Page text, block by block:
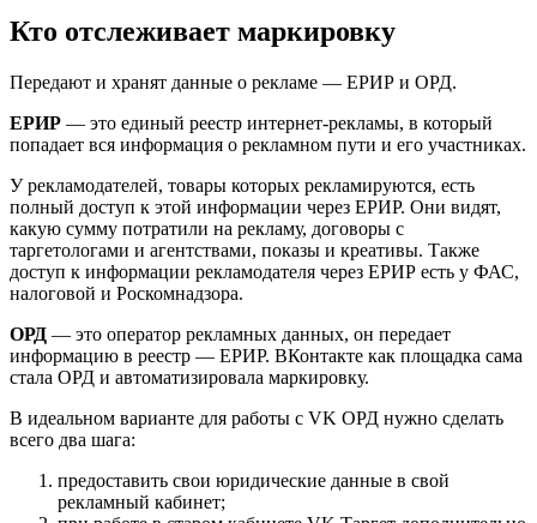
Кто отслеживает маркировку
Передают и хранят данные о рекламе — ЕРИР и ОРД.
ЕРИР — это единый реестр интернет-рекламы, в который
попадает вся информация о рекламном пути и его участниках.
У рекламодателей, товары которых рекламируются, есть
полный доступ к этой информации через ЕРИР. Они видят,
какую сумму потратили на рекламу, договоры с
таргетологами и агентствами, показы и креативы. Также
доступ к информации рекламодателя через ЕРИР есть у ФАС,
налоговой и Роскомнадзора.
ОРД — это оператор рекламных данных, он передает
информацию в реестр — ЕРИР. ВКонтакте как площадка сама
стала ОРД и автоматизировала маркировку.
В идеальном варианте для работы с VK ОРД нужно сделать
всего два шага:
предоставить свои юридические данные в свой
рекламный кабинет;